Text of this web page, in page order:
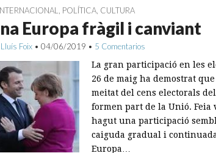
POLÍTICA CULTURA
Europa fràgil i canviant
Lluís Foix • 04/06/2019 • 5 Comentarios
La gran participació en les
26 de maig ha demostrat
meitat del cens electorals
formen part de la Unió.
hagut una participació
caiguda gradual i
Europa…